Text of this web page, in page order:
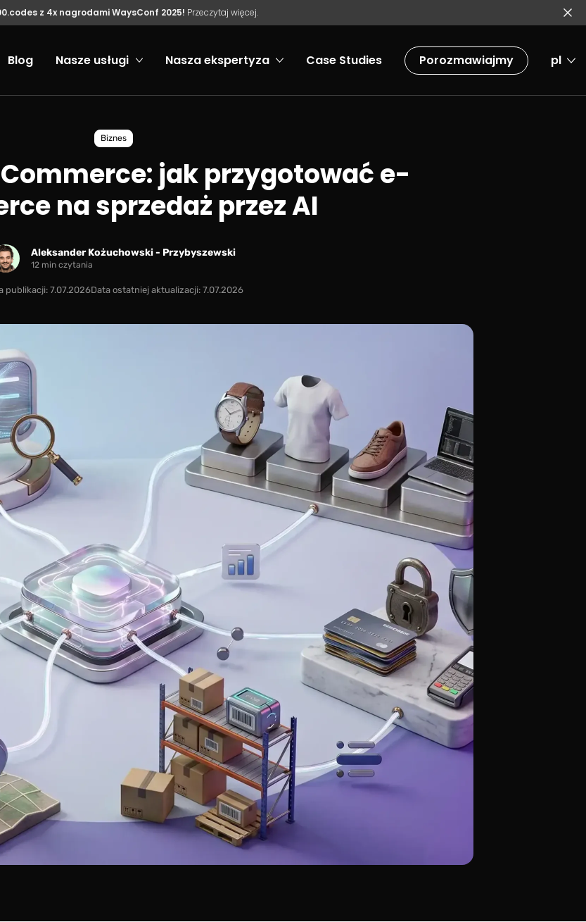
z 4x nagrodami WaysConf 2025! Przeczytaj więcej.
Blog Nasze usługi Nasza ekspertyza Case Studies Porozmawiajmy pl
Biznes
jak przygotować e-
na sprzedaż przez AI
Aleksander Kożuchowski - Przybyszewski
12 min czytania
publikacji: 7.07.2026Data ostatniej aktualizacji: 7.07.2026